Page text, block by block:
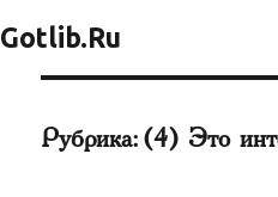
Gotlib.Ru
Рубрика: (4) Это